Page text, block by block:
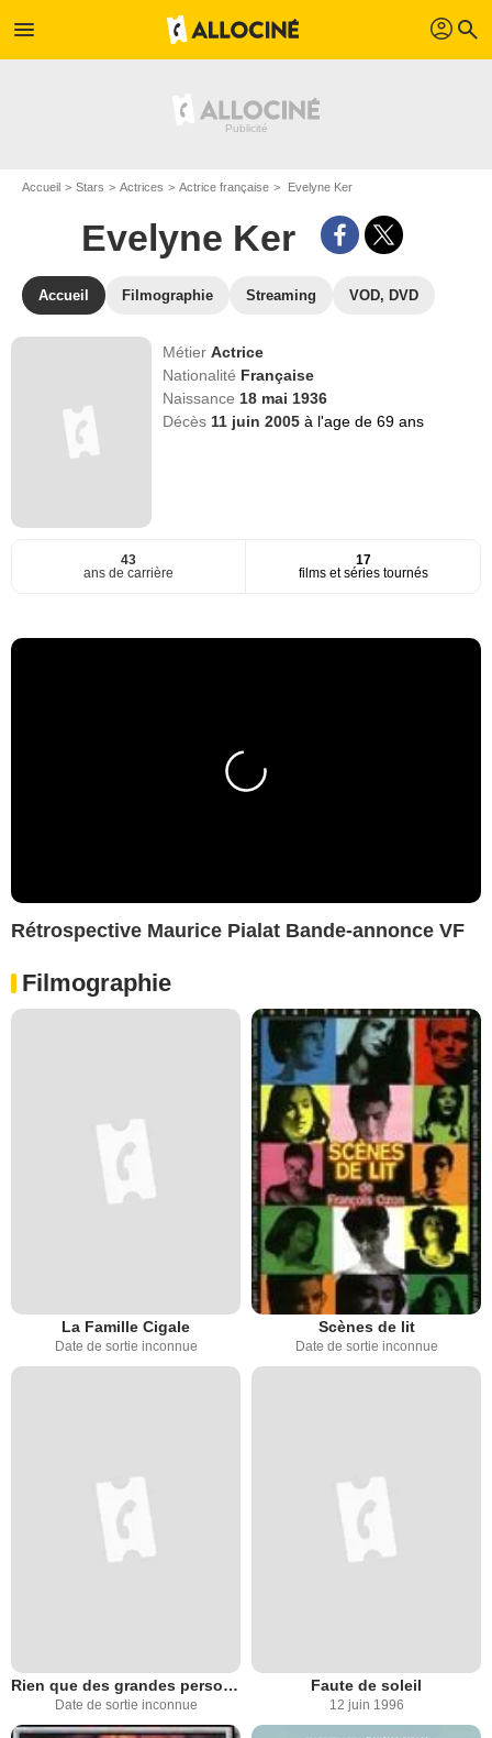
menu profil search
Accueil Stars Actrices Actrice française Evelyne Ker
Evelyne Ker
Accueil Filmographie Streaming VOD, DVD
MétierActrice
Nationalité Française
Naissance 18 mai 1936
Décès 11 juin 2005à l'age de 69 ans
43
ans de carrière
17
films et séries tournés
Rétrospective Maurice Pialat Bande-annonce VF
Filmographie
La Famille Cigale
Date de sortie inconnue
Scènes de lit
Date de sortie inconnue
Rien que des grandes personnes
Date de sortie inconnue
Faute de soleil
12 juin 1996